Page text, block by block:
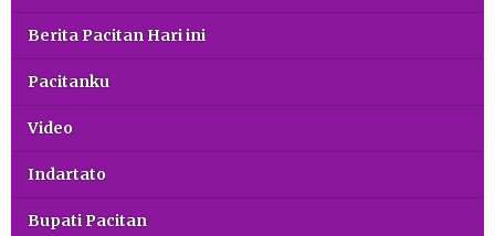
Berita Pacitan Hari ini
Pacitanku
Video
Indartato
Bupati Pacitan